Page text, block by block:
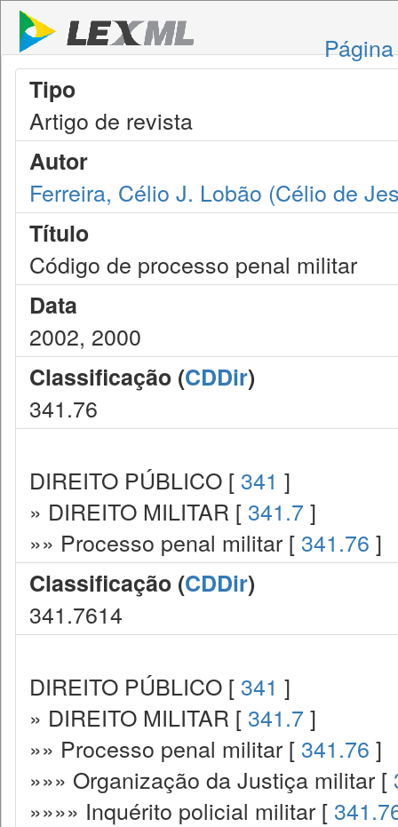
Tipo
Artigo de revista
Autor
Ferreira, Célio J. Lobão (Célio de
Título
Código de processo penal militar
Data
2002, 2000
Classificação (CDDir)
341.76
DIREITO PÚBLICO [ 341 ]
» DIREITO MILITAR [ 341.7 ]
»» Processo penal militar [ 341.76 ]
Classificação (CDDir)
341.7614
DIREITO PÚBLICO [ 341 ]
» DIREITO MILITAR [ 341.7 ]
»» Processo penal militar [ 341.76 ]
»»» Organização da Justiça militar [
»»»» Inquérito policial militar [